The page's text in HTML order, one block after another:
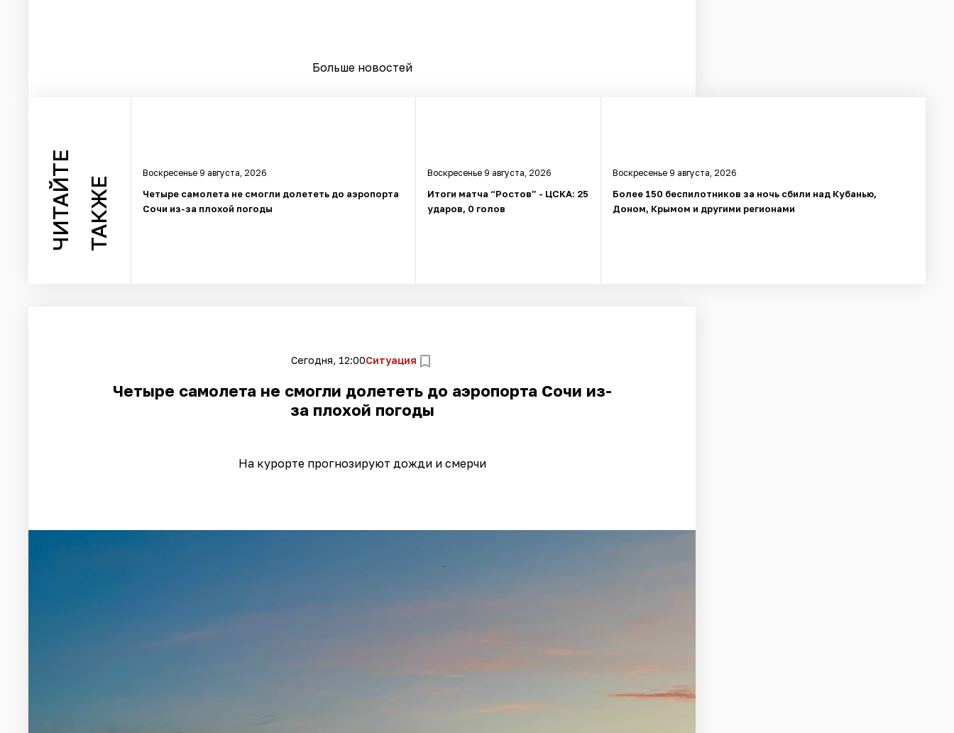
Больше новостей
ЧИТАЙТЕ ТАКЖЕ
Воскресенье 9 августа, 2026
Четыре самолета не смогли долететь до аэропорта
Сочи из-за плохой погоды
Воскресенье 9 августа, 2026
Итоги матча “Ростов” - ЦСКА: 25
ударов, 0 голов
Воскресенье 9 августа, 2026
Более 150 беспилотников за ночь сбили над Кубанью,
Доном, Крымом и другими регионами
Сегодня, 12:00Ситуация
Четыре самолета не смогли долететь до аэропорта Сочи из-
за плохой погоды
На курорте прогнозируют дожди и смерчи